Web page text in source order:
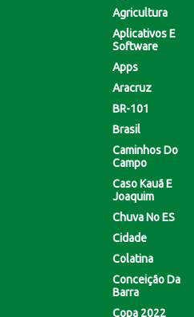
Agricultura
Aplicativos E
Software
Apps
Aracruz
BR-101
Brasil
Caminhos Do
Campo
Caso Kauã E
Joaquim
Chuva No ES
Cidade
Colatina
Conceição Da
Barra
Copa 2022